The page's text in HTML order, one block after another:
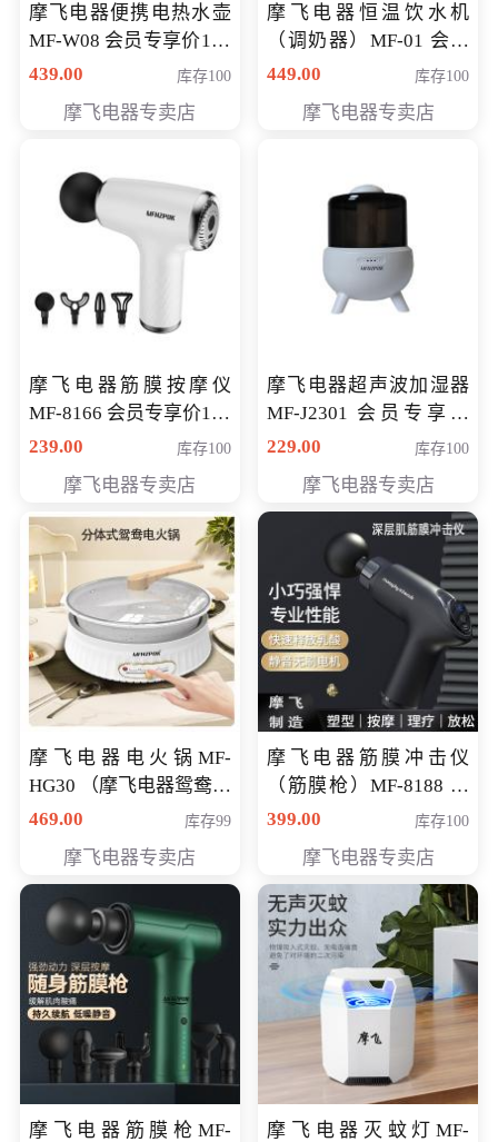
摩飞电器便携电热水壶
MF-W08 会员专享价198
元
439.00 库存100
摩飞电器专卖店
摩飞电器恒温饮水机
（调奶器）MF-01 会员
专享价366元
449.00 库存100
摩飞电器专卖店
摩飞电器筋膜按摩仪
MF-8166 会员专享价168
元
239.00 库存100
摩飞电器专卖店
摩飞电器超声波加湿器
MF-J2301 会员专享价
168元
229.00 库存100
摩飞电器专卖店
摩飞电器电火锅MF-
HG30 （摩飞电器鸳鸯锅
MF-HG30 ） 会员专享价
469.00 库存99
摩飞电器专卖店
摩飞电器筋膜冲击仪
（筋膜枪）MF-8188 会
员专享价268元
399.00 库存100
摩飞电器专卖店
摩飞电器筋膜枪MF-
摩飞电器灭蚊灯MF-